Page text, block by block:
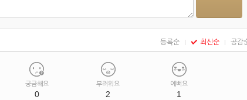
등록순 최신순 공감
궁금해요
0
부러워요
2
예뻐요
1